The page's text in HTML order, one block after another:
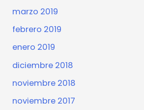
marzo 2019
febrero 2019
enero 2019
diciembre 2018
noviembre 2018
noviembre 2017